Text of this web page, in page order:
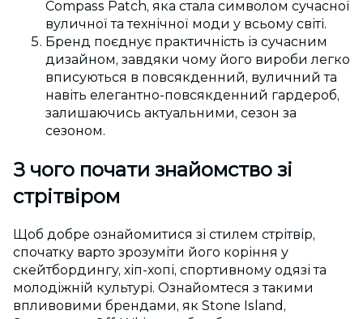
Compass Patch, яка стала символом сучасної
вуличної та технічної моди у всьому світі.
Бренд поєднує практичність із сучасним
дизайном, завдяки чому його вироби легко
вписуються в повсякденний, вуличний та
навіть елегантно-повсякденний гардероб,
залишаючись актуальними, сезон за
сезоном.
З чого почати знайомство зі
стрітвіром
Щоб добре ознайомитися зі стилем стрітвір,
спочатку варто зрозуміти його коріння у
скейтбордингу, хіп-хопі, спортивному одязі та
молодіжній культурі. Ознайомтеся з такими
впливовими брендами, як Stone Island,